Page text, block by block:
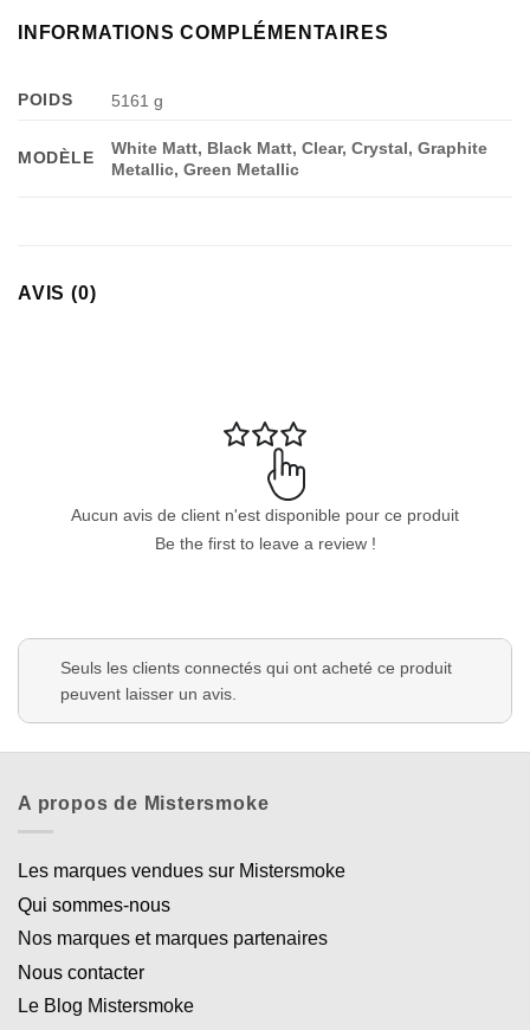
INFORMATIONS COMPLÉMENTAIRES
POIDS 5161 g
MODÈLE
White Matt, Black Matt, Clear, Crystal, Graphite
Metallic, Green Metallic
AVIS (0)
Aucun avis de client n'est disponible pour ce produit
Be the first to leave a review !
Seuls les clients connectés qui ont acheté ce produit
peuvent laisser un avis.
A propos de Mistersmoke
Les marques vendues sur Mistersmoke
Qui sommes-nous
Nos marques et marques partenaires
Nous contacter
Le Blog Mistersmoke